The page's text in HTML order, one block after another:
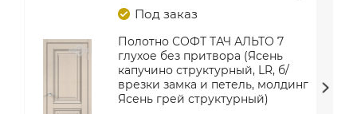
Под заказ
Полотно СОФТ ТАЧ АЛЬТО 7
глухое без притвора (Ясень
капучино структурный, LR, б/
врезки замка и петель, молдинг
Ясень грей структурный)